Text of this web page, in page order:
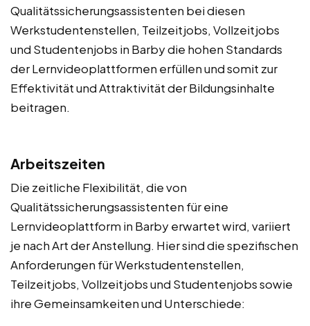
Qualitätssicherungsassistenten bei diesen
Werkstudentenstellen, Teilzeitjobs, Vollzeitjobs
und Studentenjobs in Barby die hohen Standards
der Lernvideoplattformen erfüllen und somit zur
Effektivität und Attraktivität der Bildungsinhalte
beitragen.
Arbeitszeiten
Die zeitliche Flexibilität, die von
Qualitätssicherungsassistenten für eine
Lernvideoplattform in Barby erwartet wird, variiert
je nach Art der Anstellung. Hier sind die spezifischen
Anforderungen für Werkstudentenstellen,
Teilzeitjobs, Vollzeitjobs und Studentenjobs sowie
ihre Gemeinsamkeiten und Unterschiede: